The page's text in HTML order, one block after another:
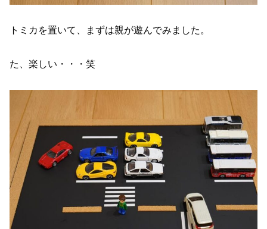
トミカを置いて、まずは親が遊んでみました。
た、楽しい・・・笑